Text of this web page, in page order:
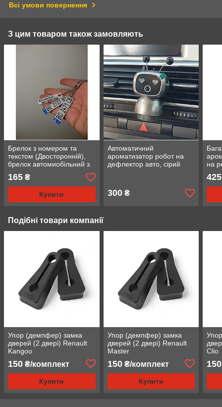
Всі умови повернення
З цим товаром також замовляють
Брелок з номером та
текстом (Двосторонній),
брелок автомиобільний з
логотипом
165 ₴
Купити
Автоматичний
ароматизатор робот на
дефлектор авто, сірий
300₴
на
425
Подібні товари компанії
Упор (демпфер) замка
дверей (2 двері) Renault
Kangoo
150 ₴/комплект
Купити
Упор (демпфер) замка
дверей (2 двері) Renault
Master
150₴/комплект
Купити
Clio
150